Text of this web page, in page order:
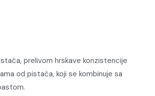
prelivom hrskave konzistencije
od pistaća, koji se kombinuje sa